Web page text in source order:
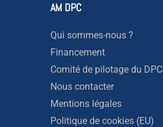
AM DPC
Qui sommes-nous ?
Financement
Comité de pilotage du DPC
Nous contacter
Mentions légales
Politique de cookies (EU)